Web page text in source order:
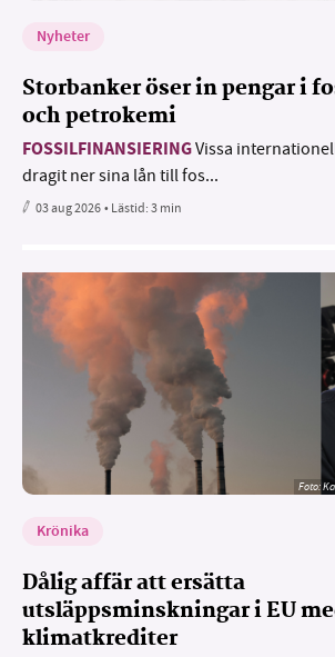
Nyheter
Storbanker öser in pengar i
och petrokemi
FOSSILFINANSIERINGVissa
dragit ner sina lån till fos...
03 aug 2026• Lästid:3 min
Foto:
Krönika
Dålig affär att ersätta
utsläppsminskningar i EU
klimatkrediter